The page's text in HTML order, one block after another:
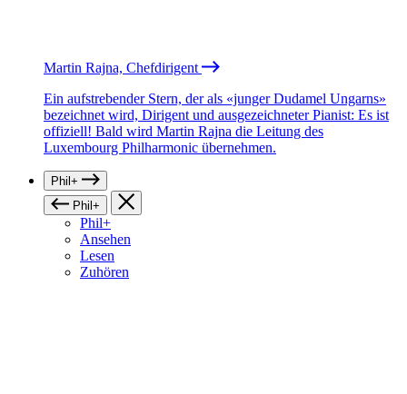
Martin Rajna, Chefdirigent
Ein aufstrebender Stern, der als «junger Dudamel Ungarns»
bezeichnet wird, Dirigent und ausgezeichneter Pianist: Es ist
offiziell! Bald wird Martin Rajna die Leitung des
Luxembourg Philharmonic übernehmen.
Phil+
Phil+
Phil+
Ansehen
Lesen
Zuhören